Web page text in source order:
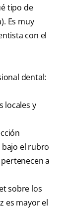
tipo de
Es muy
con el
dental:
locales y
el rubro
a
sobre los
es mayor el